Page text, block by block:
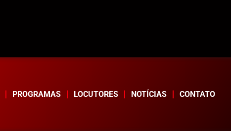
PROGRAMAS LOCUTORES NOTÍCIAS CONTATO